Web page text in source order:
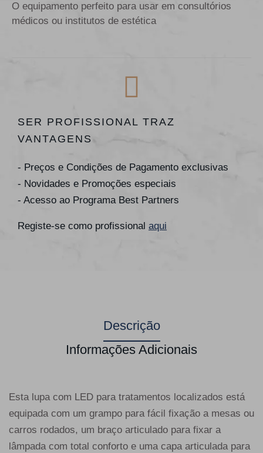
O equipamento perfeito para usar em consultórios
médicos ou institutos de estética
SER PROFISSIONAL TRAZ
VANTAGENS
- Preços e Condições de Pagamento exclusivas
- Novidades e Promoções especiais
- Acesso ao Programa Best Partners
Registe-se como profissional aqui
Descrição
Informações Adicionais
Esta lupa com LED para tratamentos localizados está
equipada com um grampo para fácil fixação a mesas ou
carros rodados, um braço articulado para fixar a
lâmpada com total conforto e uma capa articulada para